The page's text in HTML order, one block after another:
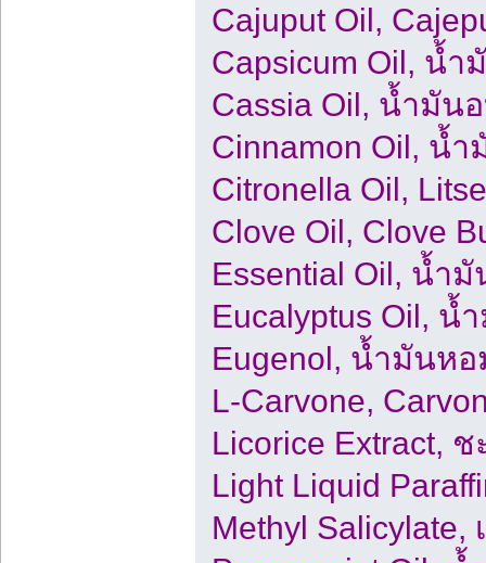
Cajuput Oil,
Capsicum Oil, น้ำ
Cassia Oil, น้ำมัน
Cinnamon Oil, น้
Citronella Oil,
Clove Oil, Clove
Essential Oil, น้ำ
Eucalyptus Oil,
Eugenol, น้ำมันห
L-Carvone,
Licorice Extract,
Light Liquid
Methyl Salicylate,